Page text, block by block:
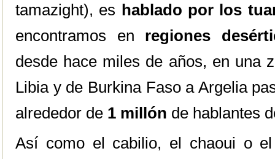
tamazight), es hablado por los
encontramos en regiones
desde hace miles de años, en una
Libia y de Burkina Faso a Argelia
alrededor de 1 millón de hablantes
Así como el cabilio, el chaoui o